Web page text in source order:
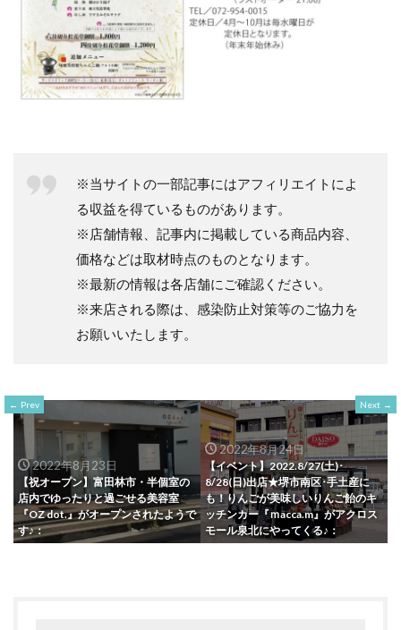
※当サイトの一部記事にはアフィリエイトによ
る収益を得ているものがあります。
※店舗情報、記事内に掲載している商品内容、
価格などは取材時点のものとなります。
※最新の情報は各店舗にご確認ください。
※来店される際は、感染防止対策等のご協力を
お願いいたします。
Prev
2022年8月23日
【祝オープン】富田林市・半個室の
店内でゆったりと過ごせる美容室
『OZ dot.』がオープンされたようで
す♪：
Next
2022年8月24日
【イベント】2022.8/27(土)･
8/28(日)出店★堺市南区･手土産に
も！りんごが美味しいりんご飴のキ
ッチンカー『ｍacca.m』がアクロス
モール泉北にやってくる♪：